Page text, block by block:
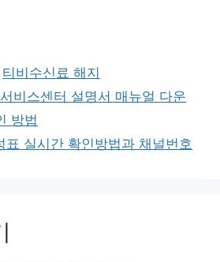
티비수신료 해지
비스센터 설명서 매뉴얼 다운
방법
실시간 확인방법과 채널번호